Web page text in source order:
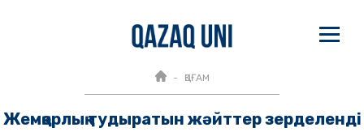
ҚОҒАМ
Жемқорлық тудыратын жәйттер зерделенді